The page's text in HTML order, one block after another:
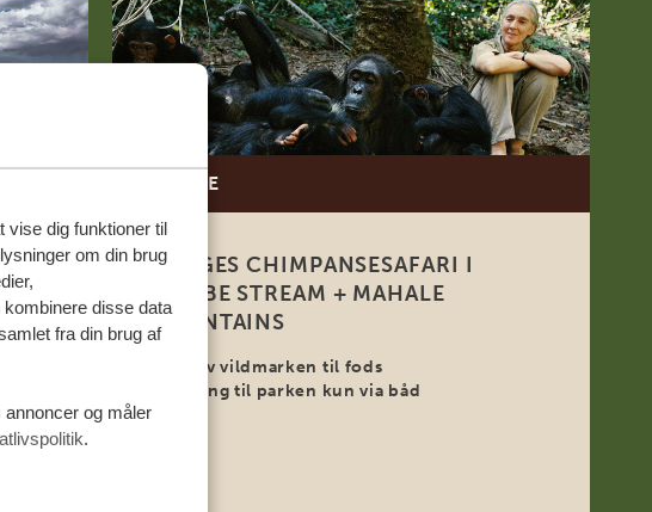
vise dig funktioner til
om din brug
disse data
fra din brug af
og måler
KR
8 DAGE
8 DAGES CHIMPANSESAFARI I
GOMBE STREAM + MAHALE
MOUNTAINS
Oplev vildmarken til fods
Adgang til parken kun via båd